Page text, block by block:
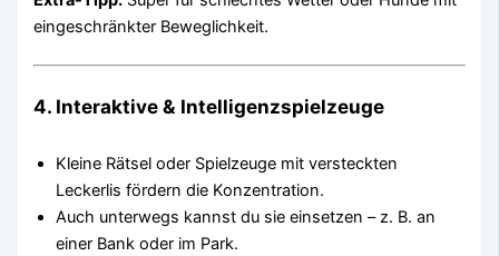
eingeschränkter Beweglichkeit.
4. Interaktive & Intelligenzspielzeuge
Kleine Rätsel oder Spielzeuge mit versteckten
Leckerlis fördern die Konzentration.
Auch unterwegs kannst du sie einsetzen – z. B. an
einer Bank oder im Park.